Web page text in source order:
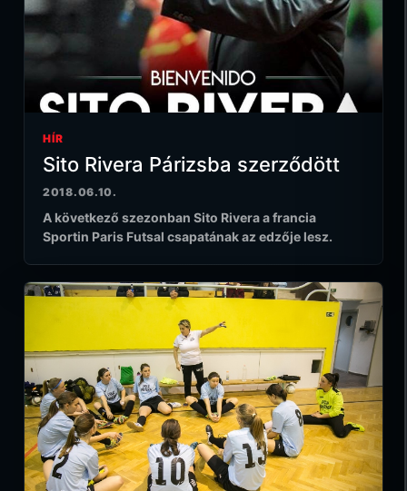
HÍR
Sito Rivera Párizsba szerződött
2018.06.10.
A következő szezonban Sito Rivera a francia
Sportin Paris Futsal csapatának az edzője lesz.